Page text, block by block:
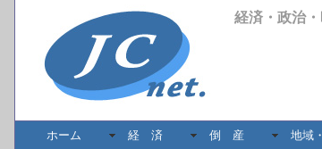
経済・政治
ホーム 経 済 倒 産 地域